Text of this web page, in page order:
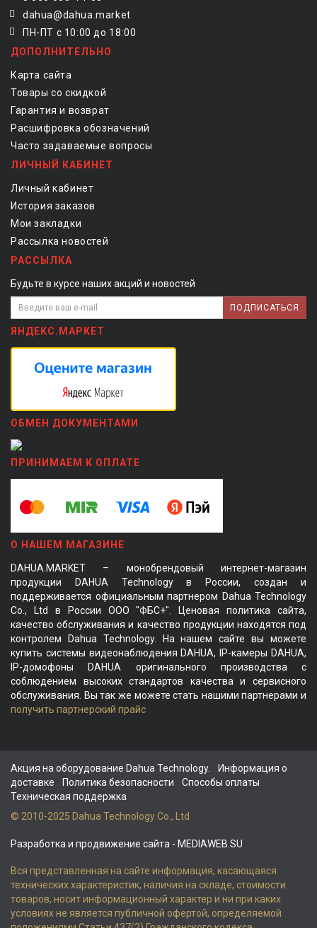
dahua@dahua.market
ПН-ПТ с 10:00 до 18:00
ДОПОЛНИТЕЛЬНО
Карта сайта
Товары со скидкой
Гарантия и возврат
Расшифровка обозначений
Часто задаваемые вопросы
ЛИЧНЫЙ КАБИНЕТ
Личный кабинет
История заказов
Мои закладки
Рассылка новостей
РАССЫЛКА
Будьте в курсе наших акций и новостей
ПОДПИСАТЬСЯ
ЯНДЕКС.МАРКЕТ
ОБМЕН ДОКУМЕНТАМИ
ПРИНИМАЕМ К ОПЛАТЕ
О НАШЕМ МАГАЗИНЕ
DAHUA.MARKET – монобрендовый интернет-магазин
продукции DAHUA Technology в России, создан и
поддерживается официальным партнером Dahua Technology
Co., Ltd в России ООО "ФБС+". Ценовая политика сайта,
качество обслуживания и качество продукции находятся под
контролем Dahua Technology. На нашем сайте вы можете
купить системы видеонаблюдения DAHUA, IP-камеры DAHUA,
IP-домофоны DAHUA оригинального производства с
соблюдением высоких стандартов качества и сервисного
обслуживания. Вы так же можете стать нашими партнерами и
получить партнерский прайс
Акция на оборудование Dahua Technology.
Информация о
доставке
Политика безопасности
Способы оплаты
Техническая поддержка
© 2010-2025 Dahua Technology Co., Ltd
Разработка и продвижение сайта - MEDIAWEB.SU
Вся представленная на сайте информация, касающаяся
технических характеристик, наличия на складе, стоимости
товаров, носит информационный характер и ни при каких
условиях не является публичной офертой, определяемой